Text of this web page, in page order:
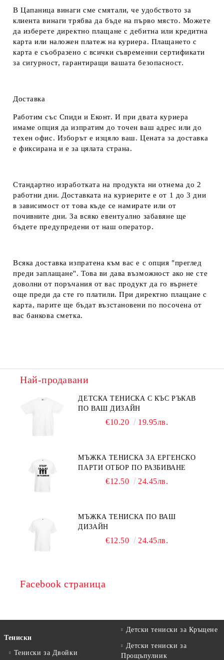
В Цапаница винаги сме смятали, че удобството за
клиента винаги трябва да бъде на първо място. Можете
да изберете директно плащане с дебитна или кредитна
карта или наложен платеж на куриера. Плащането с
карта е съобразено с всички съвременни сертификати
за сигурност, гарантиращи вашата безопасност.
Доставка
Работим със Спиди и Еконт. И при двата куриера
имаме опция да изпратим до точен ваш адрес или до
техен офис. Изборът е изцяло ваш. Цената за доставка
е фиксирана и е за цялата страна.
Стандартно изработката на продукта ни отнема до 2
работни дни. Доставката на куриерите е от 1 до 3 дни
в зависимост от това къде се намирате или от
почивните дни. За всяко евентуално забавяне ще
бъдете предупредени от наш оператор.
Всяка доставка изпратена към вас е с опция "преглед
преди заплащане". Това ви дава възможност ако не сте
доволни от поръчания от вас продукт да го върнете
още преди да сте го платили. При директно плащане с
карта, парите ще бъдат възстановени по посочена от
вас банкова сметка.
Най-продавани
ДЕТСКА ТЕНИСКА С КЪС РЪКАВ
ПО ВАШ ДИЗАЙН
€10.20 19.95лв.
МЪЖКА ТЕНИСКА ЗА ЕРГЕНСКО
ПАРТИ ОТБОР ПО РАЗБИВАНЕ
€12.50 24.45лв.
МЪЖКА ТЕНИСКА ПО ВАШ
ДИЗАЙН
€12.50 24.45лв.
Facebook страница
Тениски
Тениски за Двойки
Детски тениски за Кръщене
Детски тениски за
Прощъпулник